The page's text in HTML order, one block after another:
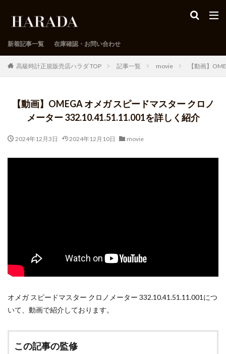
新着記事一覧 在庫確認・お問い合わせ
高級時計正規販売店ハラダ TOP 記事一覧 movie 【動画】
【動画】OMEGA オメガ スピードマスター クロノ
メーター 332.10.41.51.11.001を詳しく紹介
2024年12月3日 2024年12月10日 movie
オメガ スピードマスター クロノメーター 332.10.41.51.11.001につ
いて、動画で紹介しております。
この記事の監修